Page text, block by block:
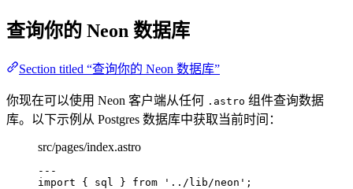
查询你的 Neon 数据库
Section titled “查询你的 Neon 数据库”
你现在可以使用 Neon 客户端从任何 .astro 组件查询数据
库。以下示例从 Postgres 数据库中获取当前时间：
src/pages/index.astro
---
import { sql } from ' ../lib/neon ' ;